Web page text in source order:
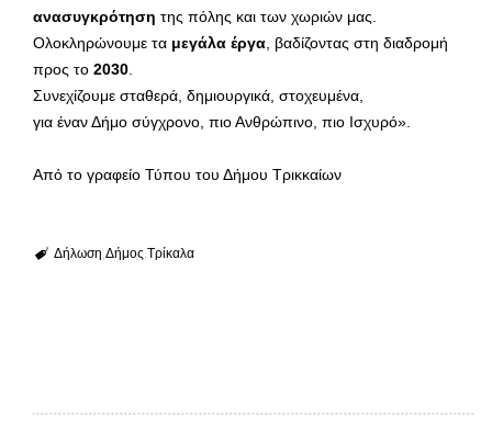
ανασυγκρότηση της πόλης και των χωριών μας.
Ολοκληρώνουμε τα μεγάλα έργα , βαδίζοντας στη διαδρομή
προς το 2030
Συνεχίζουμε σταθερά, δημιουργικά, στοχευμένα,
για έναν Δήμο σύγχρονο, πιο Ανθρώπινο, πιο Ισχυρό».
Από το γραφείο Τύπου του Δήμου Τρικκαίων
Δήλωση Δήμος Τρίκαλα